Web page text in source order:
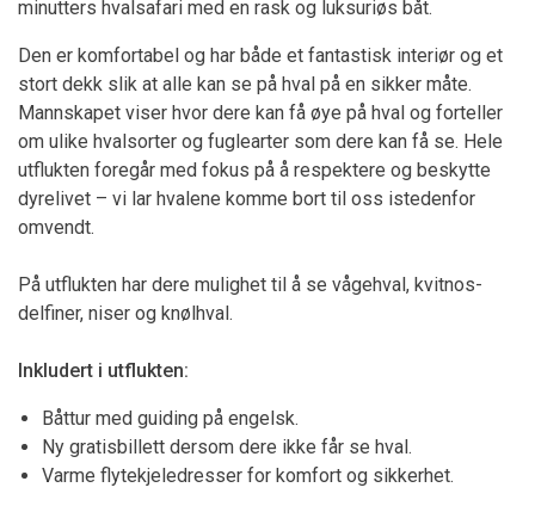
minutters hvalsafari med en rask og luksuriøs båt.
Den er komfortabel og har både et fantastisk interiør og et
stort dekk slik at alle kan se på hval på en sikker måte.
Mannskapet viser hvor dere kan få øye på hval og forteller
om ulike hvalsorter og fuglearter som dere kan få se. Hele
utflukten foregår med fokus på å respektere og beskytte
dyrelivet – vi lar hvalene komme bort til oss istedenfor
omvendt.
På utflukten har dere mulighet til å se vågehval, kvitnos-
delfiner, niser og knølhval.
Inkludert i utflukten:
Båttur med guiding på engelsk.
Ny gratisbillett dersom dere ikke får se hval.
Varme flytekjeledresser for komfort og sikkerhet.